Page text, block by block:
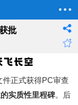
批
件正式获得PC审查
实质性里程碑。后